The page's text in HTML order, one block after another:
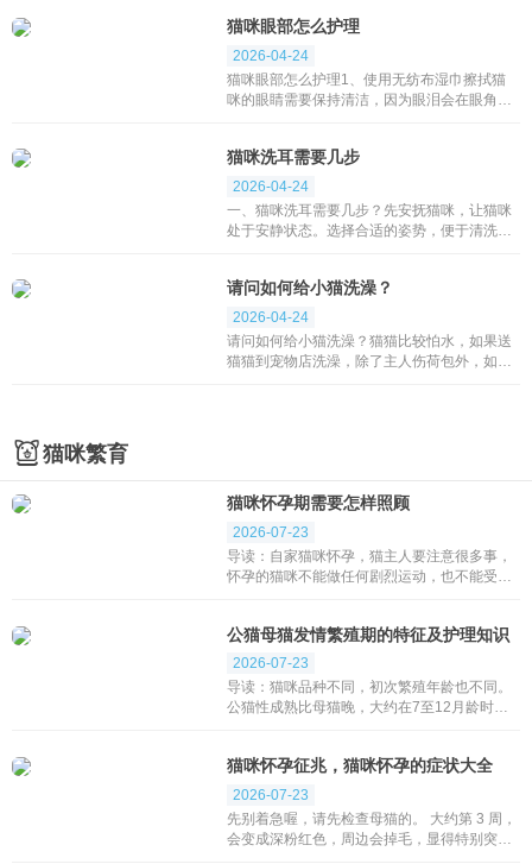
剪到中后端...
猫咪眼部怎么护理
2026-04-24
猫咪眼部怎么护理1、使用无纺布湿巾擦拭猫
咪的眼睛需要保持清洁，因为眼泪会在眼角堆
巾可以在...
猫咪洗耳需要几步
2026-04-24
一、猫咪洗耳需要几步？先安抚猫咪，让猫咪
处于安静状态。选择合适的姿势，便于清洗猫
道。立马捏...
请问如何给小猫洗澡？
2026-04-24
请问如何给小猫洗澡？猫猫比较怕水，如果送
猫猫到宠物店洗澡，除了主人伤荷包外，如果
猫咪繁育
猫咪怀孕期需要怎样照顾
2026-07-23
导读：自家猫咪怀孕，猫主人要注意很多事，
怀孕的猫咪不能做任何剧烈运动，也不能受惊
成长所需。...
公猫母猫发情繁殖期的特征及护理知识
2026-07-23
导读：猫咪品种不同，初次繁殖年龄也不同。
公猫性成熟比母猫晚，大约在7至12月龄时进
配对后，繁殖...
猫咪怀孕征兆，猫咪怀孕的症状大全
2026-07-23
先别着急喔，请先检查母猫的。 大约第 3 周，
会变成深粉红色，周边会掉毛，显得特别突